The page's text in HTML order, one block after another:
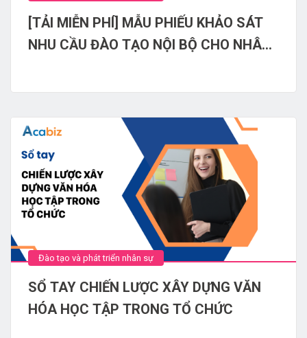
[TẢI MIỄN PHÍ] MẪU PHIẾU KHẢO SÁT
NHU CẦU ĐÀO TẠO NỘI BỘ CHO NHÂN
Đào tạo và phát triển nhân sự
SỔ TAY CHIẾN LƯỢC XÂY DỰNG VĂN
HÓA HỌC TẬP TRONG TỔ CHỨC